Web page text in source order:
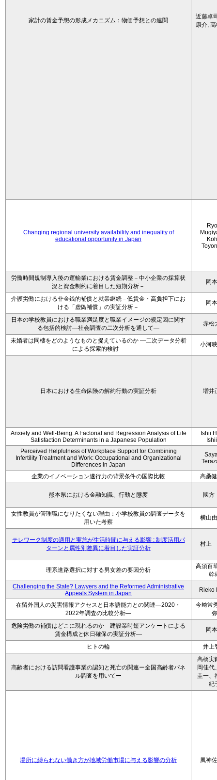
家計の賃金予想の形成メカニズム：物価予想との連関
近藤卓
康介,
Changing regional university availability and inequality of
educational opportunity in Japan
労働時間規制導入後の運輸業における賃金調整－中小企業の採算状
況と資金制約に着目した短期分析－
岡
介護労働における非金銭的補償と就業継続－低賃金・高負担下にお
ける「虚偽補償」の実証分析－
岡
日本の学校教員における職業満足度と職業イメージの規定因に関す
る包括的検討―社会調査の二次分析を通して―
赤松
未婚者は同棲をどのようなものと捉えているのか —二次データ分析
による探索的検討—
小河
日本における生命保険の解約行動の実証分析 増井
Anxiety and Well-Being: A Factorial and Regression Analysis of Life
Satisfaction Determinants in a Japanese Population
Ishii
Perceived Helpfulness of Workplace Support for Combining
Infertility Treatment and Work: Occupational and Organizational
Differences in Japan
企業のイノベーション遂行力の背景条件の国際比較 高桑
熊本県における金融知識、行動と態度 國
女性教員が管理職になりたくない理由：小学校教員の調査データを
用いた考察
横山
テレワーク制度の適用と実施が生活時間に与える影響 : 制度活用パ
ターンと属性別差異に着目した実証分析
村上
理系進路選択に対する男女差の要因分析
高須百
幹
Challenging the State? Lawyers and the Reformed Administrative
Appeals System in Japan
Rieko
在留外国人の災害情報アクセスと日本語能力との関連―2020・
2022年調査の比較分析―
今﨑常
弥
危険労働の補償はどこに現れるのか―建設業時短アンケートによる
賃金構成と休日確保の実証分析―
岡
ヒトの輪 井上
高齢者における訪問看護事業の認知と死亡の関連ー全国高齢者パネ
ル調査を用いてー
髙橋実
岡佳代
圭一、
紀
場所に縛られない働き方が地域労働市場に与える影響の分析 風神